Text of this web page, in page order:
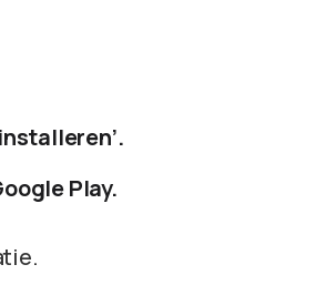
Play.